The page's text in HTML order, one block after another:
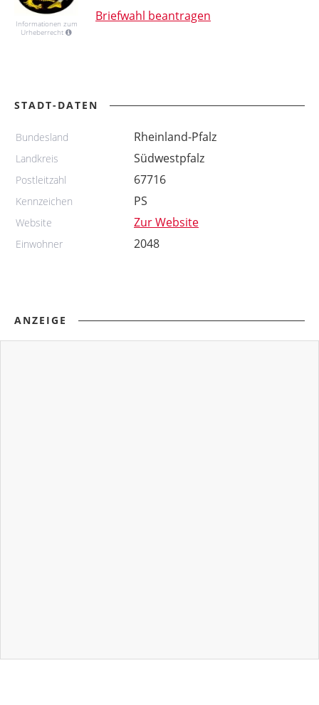
Informationen zum
Urheberrecht
Briefwahl beantragen
STADT-DATEN
Bundesland Rheinland-Pfalz
Landkreis Südwestpfalz
Postleitzahl 67716
Kennzeichen PS
Website Zur Website
Einwohner 2048
ANZEIGE